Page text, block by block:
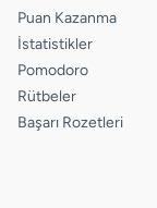
Puan Kazanma
İstatistikler
Pomodoro
Rütbeler
Başarı Rozetleri